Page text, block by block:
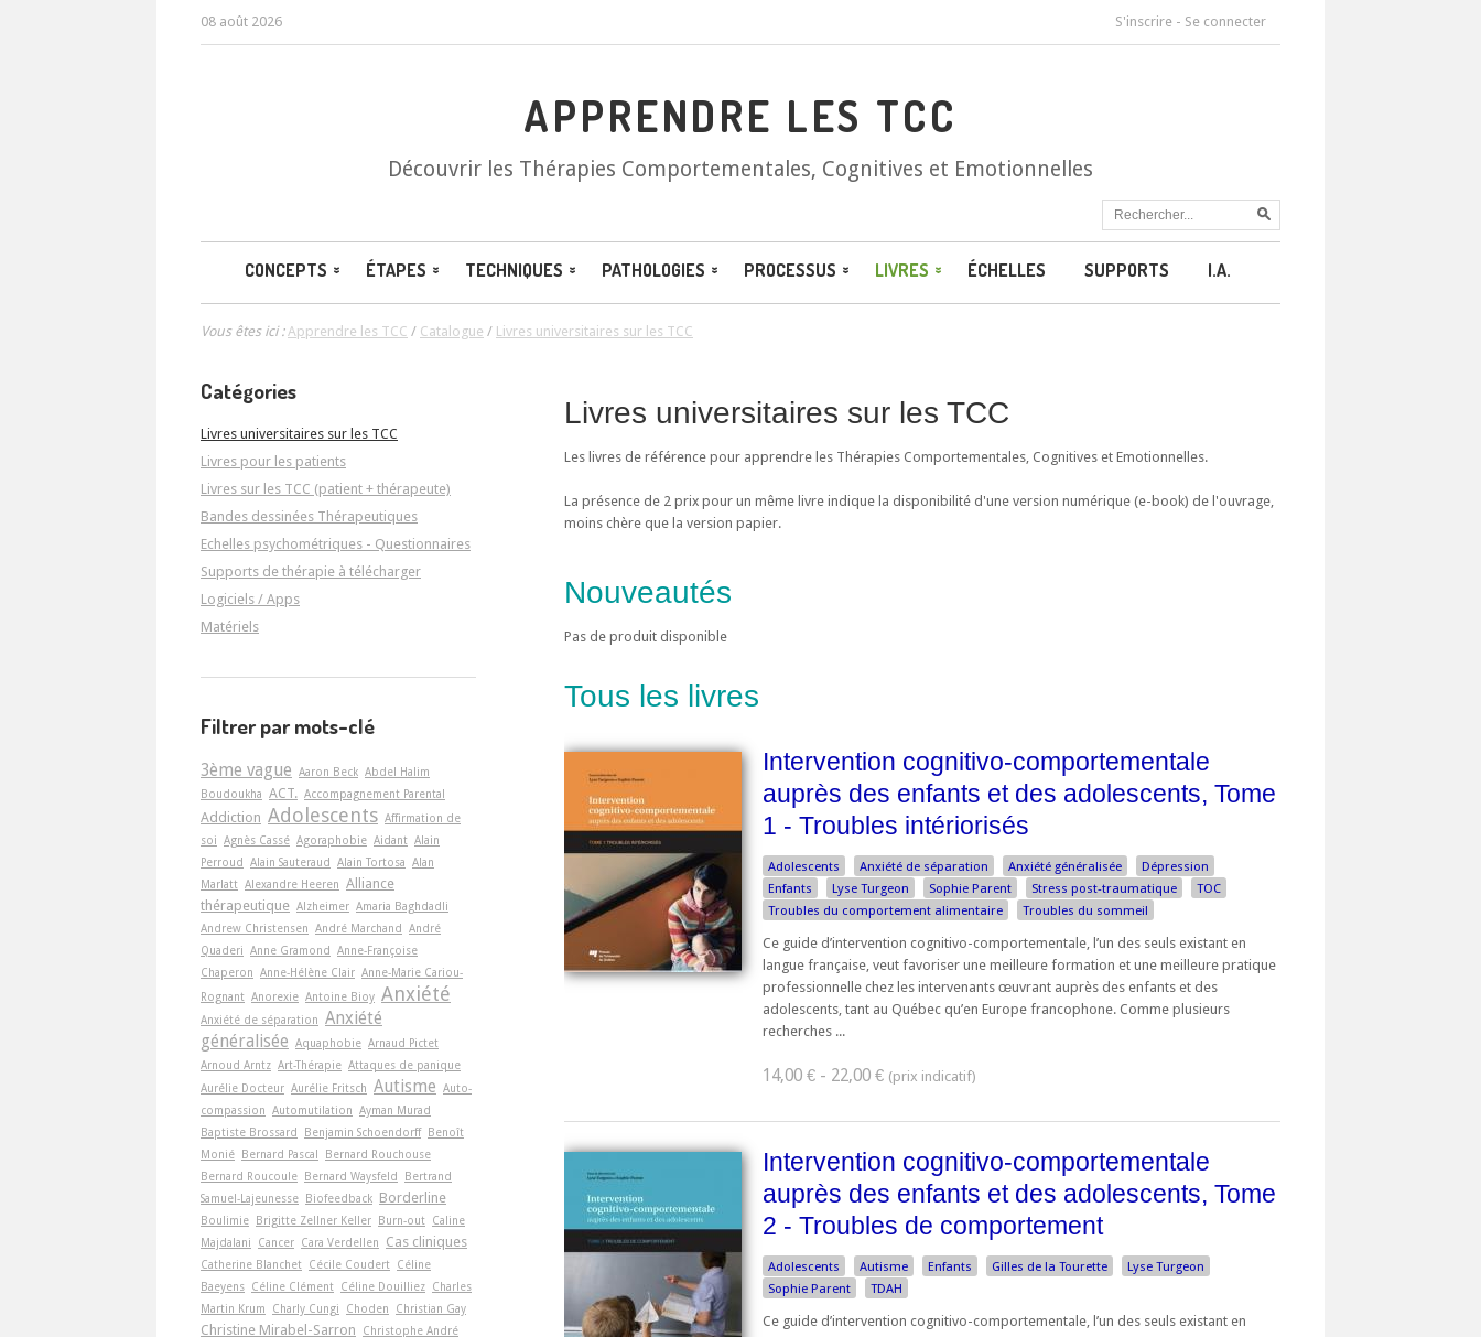
08 août 2026 S'inscrire - Se connecter
APPRENDRE LES TCC
Découvrir les Thérapies Comportementales, Cognitives et Emotionnelles
CONCEPTS ÉTAPES TECHNIQUES PATHOLOGIES PROCESSUS LIVRES ÉCHELLES SUPPORTS I.A.
Vous êtes ici :Apprendre les TCC / Catalogue / Livres universitaires sur les TCC
Livres universitaires sur les TCC
Les livres de référence pour apprendre les Thérapies Comportementales, Cognitives et Emotionnelles.
La présence de 2 prix pour un même livre indique la disponibilité d'une version numérique (e-book) de l'ouvrage,
moins chère que la version papier.
Nouveautés
Pas de produit disponible
Tous les livres
Intervention cognitivo-comportementale
auprès des enfants et des adolescents, Tome
1 - Troubles intériorisés
Adolescents Anxiété de séparation Anxiété généralisée
Dépression
Enfants
Lyse Turgeon Sophie Parent Stress post-traumatique
TOC
Troubles du comportement alimentaire
Troubles du sommeil
Ce guide d’intervention cognitivo-comportementale, l’un des seuls existant en
langue française, veut favoriser une meilleure formation et une meilleure pratique
professionnelle chez les intervenants œuvrant auprès des enfants et des
adolescents, tant au Québec qu’en Europe francophone. Comme plusieurs
recherches ...
14,00 € - 22,00 €
Intervention cognitivo-comportementale
auprès des enfants et des adolescents, Tome
2 - Troubles de comportement
Adolescents Autisme Enfants Gilles de la Tourette
Lyse Turgeon
Sophie Parent
TDAH
Ce guide d’intervention cognitivo-comportementale, l’un des seuls existant en
Catégories
Livres universitaires sur les TCC
Livres pour les patients
Livres sur les TCC (patient + thérapeute)
Bandes dessinées Thérapeutiques
Echelles psychométriques - Questionnaires
Supports de thérapie à télécharger
Logiciels / Apps
Matériels
Filtrer par mots-clé
3ème vague Aaron Beck Abdel Halim
Boudoukha ACT. Accompagnement Parental
Addiction Adolescents Affirmation de
soi Agnès Cassé Agoraphobie Aidant Alain
Perroud Alain Sauteraud Alain Tortosa Alan
Marlatt Alexandre Heeren Alliance
thérapeutique Alzheimer Amaria Baghdadli
Andrew Christensen André Marchand André
Quaderi Anne Gramond Anne-Françoise
Chaperon Anne-Hélène Clair Anne-Marie Cariou-
Rognant Anorexie Antoine Bioy Anxiété
Anxiété de séparation Anxiété
généralisée Aquaphobie Arnaud Pictet
Arnoud Arntz Art-Thérapie Attaques de panique
Aurélie Docteur Aurélie Fritsch Autisme Auto-
compassion Automutilation Ayman Murad
Baptiste Brossard
Benjamin Schoendorff Benoît
Monié Bernard Pascal
Bernard Rouchouse
Bernard Roucoule Bernard Waysfeld
Bertrand
Samuel-Lajeunesse Biofeedback Borderline
Boulimie Brigitte Zellner Keller Burn-out Caline
Majdalani
Cancer Cara Verdellen Cas cliniques
Catherine Blanchet Cécile Coudert Céline
Baeyens Céline Clément Céline Douilliez Charles
Martin Krum
Charly Cungi Choden Christian Gay
Christine Mirabel-Sarron
Christophe André